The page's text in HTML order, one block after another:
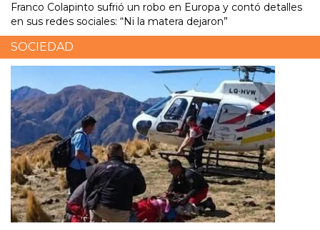
Franco Colapinto sufrió un robo en Europa y contó detalles
en sus redes sociales: “Ni la matera dejaron”
SOCIEDAD